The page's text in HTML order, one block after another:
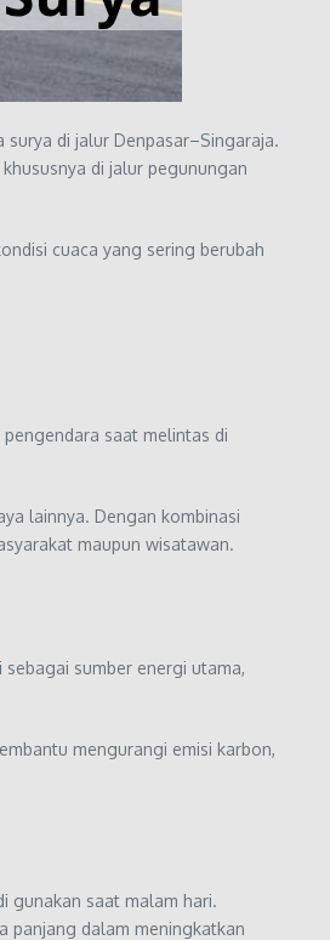
di jalur Denpasar–Singaraja.
di jalur pegunungan
cuaca yang sering berubah
saat melintas di
lainnya. Dengan kombinasi
maupun wisatawan.
sumber energi utama,
mengurangi emisi karbon,
gunakan saat malam hari.
panjang dalam meningkatkan